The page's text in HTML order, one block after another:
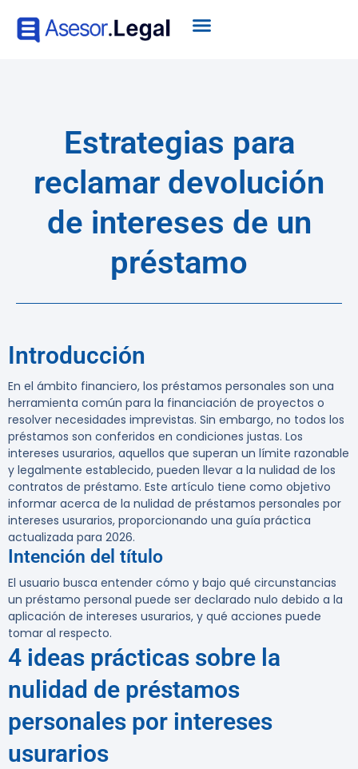
Estrategias para
reclamar devolución
de intereses de un
préstamo
Introducción
En el ámbito financiero, los préstamos personales son una
herramienta común para la financiación de proyectos o
resolver necesidades imprevistas. Sin embargo, no todos los
préstamos son conferidos en condiciones justas. Los
intereses usurarios, aquellos que superan un límite razonable
y legalmente establecido, pueden llevar a la nulidad de los
contratos de préstamo. Este artículo tiene como objetivo
informar acerca de la nulidad de préstamos personales por
intereses usurarios, proporcionando una guía práctica
actualizada para 2026.
Intención del título
El usuario busca entender cómo y bajo qué circunstancias
un préstamo personal puede ser declarado nulo debido a la
aplicación de intereses usurarios, y qué acciones puede
tomar al respecto.
4 ideas prácticas sobre la
nulidad de préstamos
personales por intereses
usurarios